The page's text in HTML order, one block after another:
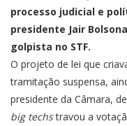
processo judicial e
presidente Jair
golpista no STF.
O projeto de lei que
tramitação suspensa,
presidente da Câmara,
big techstravou a